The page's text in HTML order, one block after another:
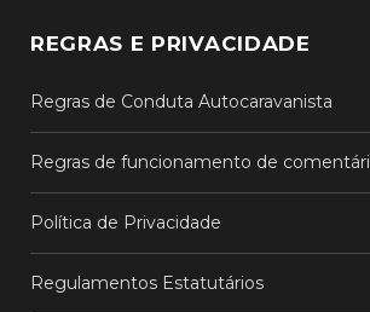
REGRAS E PRIVACIDADE
Regras de Conduta Autocaravanista
Regras de funcionamento de
Política de Privacidade
Regulamentos Estatutários